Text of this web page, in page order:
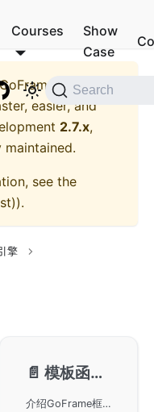
Courses
Show
Case
Search
GoFrame - A
easier, and
2.7.x,
see the
).
擎
📄️ 模板函数-内置函数
介绍GoFrame框架中模板使用的内置函数，这些函数可以用于数学计算、HTML和URL转义、字符串处理、日期格式化以及数据格式转换，包括plus、minus、times、divide等函数，提升开发效率。